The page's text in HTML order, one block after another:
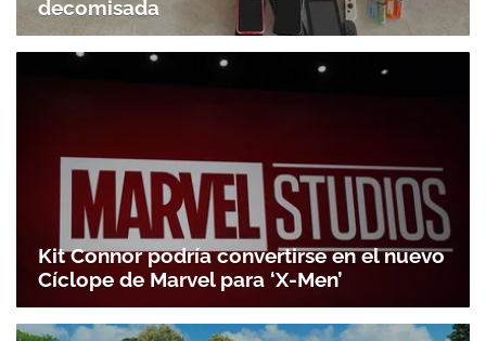
decomisada
Kit Connor podría convertirse en el nuevo
Cíclope de Marvel para ‘X-Men’